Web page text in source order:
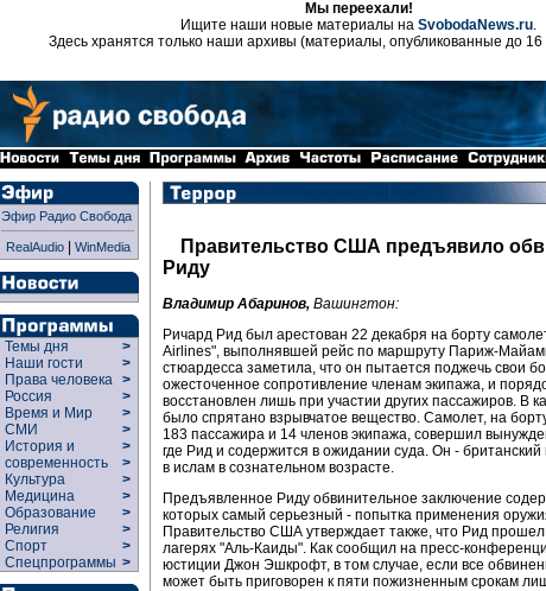
Мы переехали!
Ищите наши новые материалы на SvobodaNews.ru.
Здесь хранятся только наши архивы (материалы, опубликованные до 16
Эфир Радио Свобода
RealAudio| WinMedia
Темы дня
>
Наши гости
>
Права человека >
Россия
>
Время и Мир
>
СМИ
>
История и
современность
>
>
Культура
>
Медицина
>
Образование
>
Религия
>
Спорт
>
Спецпрограммы >
Правительство США предъявило
Риду
Владимир Абаринов, Вашингтон:
Ричард Рид был арестован 22 декабря на борту
Airlines", выполнявшей рейс по маршруту Париж-
стюардесса заметила, что он пытается поджечь свои
ожесточенное сопротивление членам экипажа, и
восстановлен лишь при участии других пассажиров. В
было спрятано взрывчатое вещество. Самолет, на
183 пассажира и 14 членов экипажа, совершил
где Рид и содержится в ожидании суда. Он -
в ислам в сознательном возрасте.
Предъявленное Риду обвинительное заключение
которых самый серьезный - попытка применения
Правительство США утверждает также, что Рид прошел
лагерях "Аль-Каиды". Как сообщил на пресс-
юстиции Джон Эшкрофт, в том случае, если все
может быть приговорен к пяти пожизненным срокам